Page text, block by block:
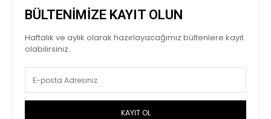
BÜLTENİMİZE KAYIT OLUN
Haftalık ve aylık olarak hazırlayacağımız bültenlere kayıt
olabilirsiniz.
KAYIT OL